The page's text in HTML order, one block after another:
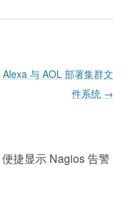
与 AOL 部署集群文
件系统 →
捷显示 Nagios 告警